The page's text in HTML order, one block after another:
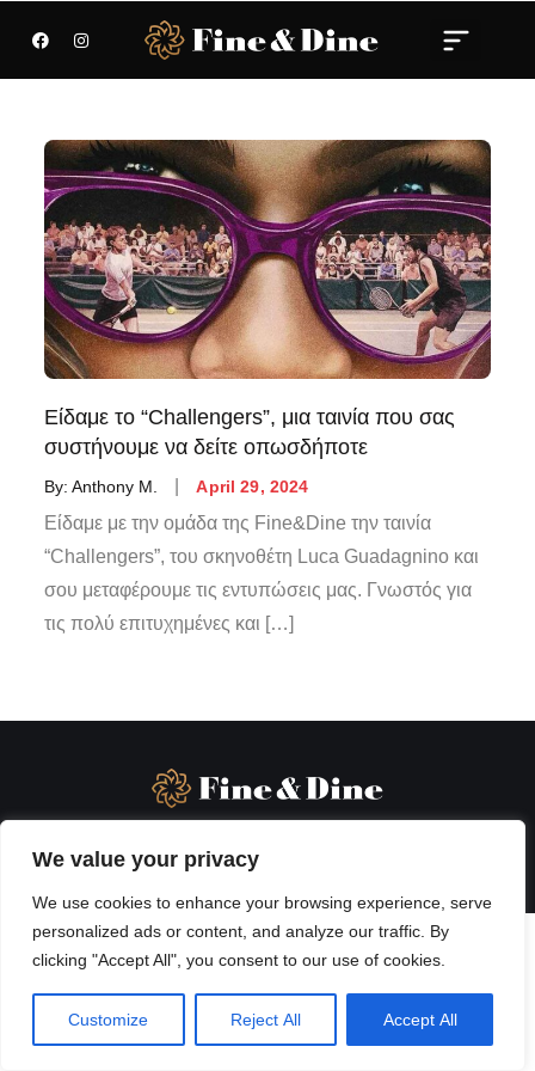
We value your privacy
We use cookies to enhance your browsing experience, serve
personalized ads or content, and analyze our traffic. By
clicking "Accept All", you consent to our use of cookies.
Customize Reject All Accept All
Είδαμε το “Challengers”, μια ταινία που σας
συστήνουμε να δείτε οπωσδήποτε
By:Anthony M. April 29, 2024
Είδαμε με την ομάδα της Fine&Dine την ταινία
“Challengers”, του σκηνοθέτη Luca Guadagnino και
σου μεταφέρουμε τις εντυπώσεις μας. Γνωστός για
τις πολύ επιτυχημένες και […]